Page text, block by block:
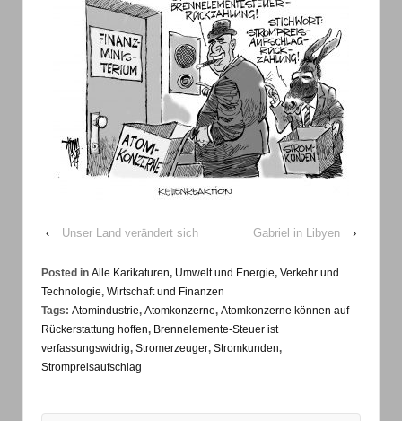
‹ Unser Land verändert sich Gabriel in Libyen ›
Posted in Alle Karikaturen, Umwelt und Energie, Verkehr und
Technologie, Wirtschaft und Finanzen
Tags: Atomindustrie, Atomkonzerne, Atomkonzerne können auf
Rückerstattung hoffen, Brennelemente-Steuer ist
verfassungswidrig, Stromerzeuger, Stromkunden,
Strompreisaufschlag